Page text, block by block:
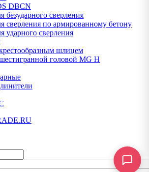
DBCN
безударного сверления
сверления по армированному бетону
ударного сверления
шлицем
головой MG H